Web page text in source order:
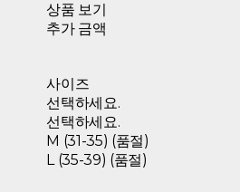
상품 보기
추가 금액
사이즈
선택하세요.
선택하세요.
M (31-35) (품절)
L (35-39) (품절)